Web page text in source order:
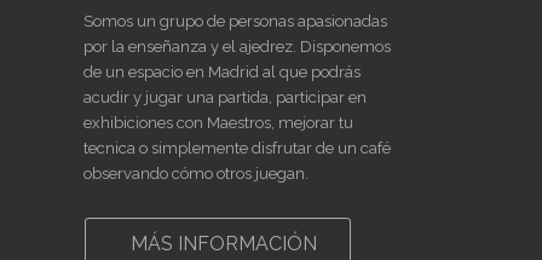
Somos un grupo de personas apasionadas
por la enseñanza y el ajedrez. Disponemos
de un espacio en Madrid al que podrás
acudir y jugar una partida, participar en
exhibiciones con Maestros, mejorar tu
tecnica o simplemente disfrutar de un café
observando cómo otros juegan.
MÁS INFORMACIÓN